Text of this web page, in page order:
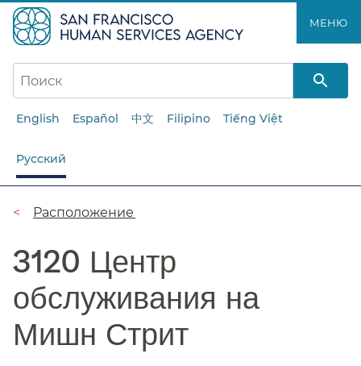
к
основному
содержанию​​
МЕНЮ​​
English Español 中文 Filipino Tiếng Việt
Русский
Цепочка
Расположение​​
3120 Центр
обслуживания на
Мишн Стрит​​